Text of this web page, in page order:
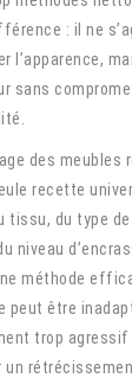
: il ne
l’apparence,
sans
des meubles
recette
tissu, du type
niveau
méthode
peut être
trop agressif
un